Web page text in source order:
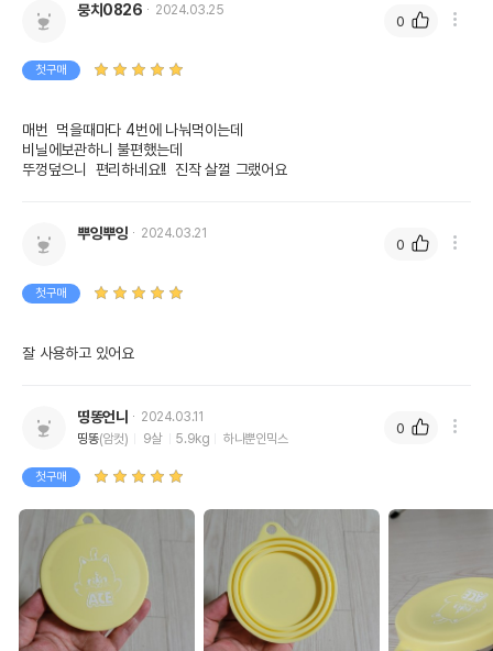
뭉치0826 2024.03.25
첫구매
매번  먹을때마다 4번에 나눠먹이는데
비닐에보관하니 불편했는데
뚜껑덮으니  편리하네요!!  진작 살껄 그랬어요
0
뿌잉뿌잉 2024.03.21
첫구매
잘 사용하고 있어요
0
띵똥언니
2024.03.11
띵똥(암컷) 9살 5.9kg 하나뿐인믹스
첫구매
0